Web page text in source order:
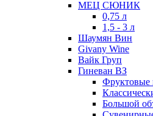
МЕЦ СЮНИК
0,75 л
1,5 - 3 л
Шаумян Вин
Givany Wine
Вайк Груп
Гиневан ВЗ
Фруктовые
Большой